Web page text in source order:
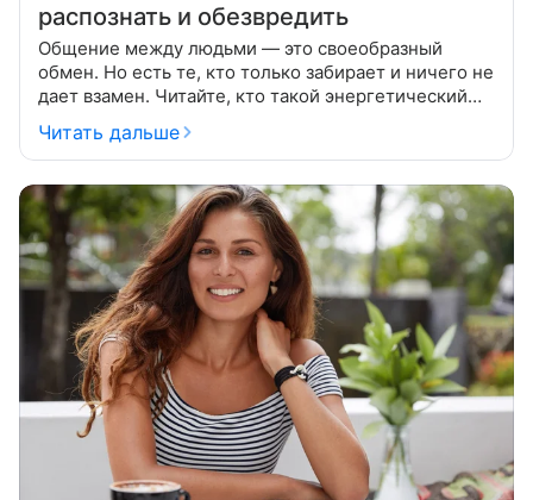
распознать и обезвредить
Общение между людьми — это своеобразный
обмен. Но есть те, кто только забирает и ничего не
дает взамен. Читайте, кто такой энергетический
вампир, как его распознать среди своих знакомых и
как с ним общаться. Признаков
Читать дальше